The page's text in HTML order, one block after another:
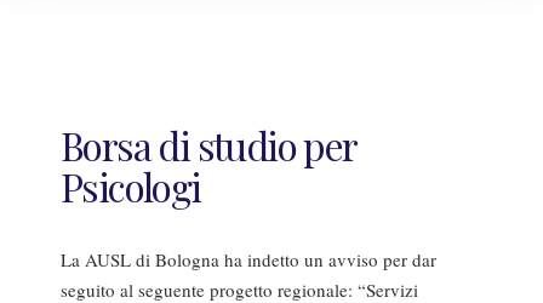
Borsa di studio per
Psicologi
La AUSL di Bologna ha indetto un avviso per dar
seguito al seguente progetto regionale: “Servizi